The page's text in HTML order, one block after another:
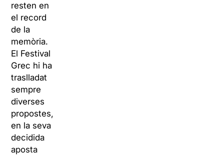
resten en
el record
de la
memòria.
El Festival
Grec hi ha
traslladat
sempre
diverses
propostes,
en la seva
decidida
aposta